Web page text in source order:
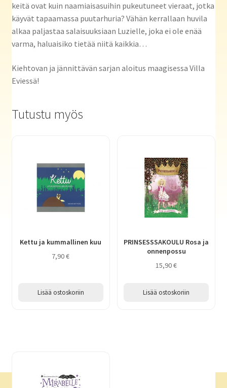
keitä ovat kuin naamiaisasuihin pukeutuneet vieraat, jotka
käyvät tapaamassa puutarhuria? Vähän kerrallaan huvila
alkaa paljastaa salaisuuksiaan Luzielle, joka ei ole enää
varma, haluaisiko tietää niitä kaikkia…
Kiehtovan ja jännittävän sarjan aloitus maagisessa Villa
Eviessä!
Tutustu myös
Kettu ja kummallinen kuu
7,90€
Lisää ostoskoriin
PRINSESSSAKOULU Rosa ja
onnenpossu
15,90€
Lisää ostoskoriin